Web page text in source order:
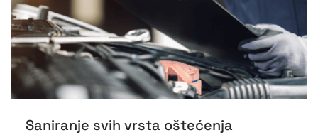
Saniranje svih vrsta oštećenja